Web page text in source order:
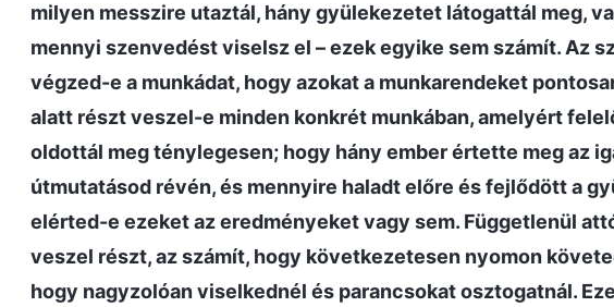
milyen messzire utaztál, hány gyülekezetet látogattál meg,
mennyi szenvedést viselsz el – ezek egyike sem számít. Az
végzed-e a munkádat, hogy azokat a munkarendeket
alatt részt veszel-e minden konkrét munkában, amelyért
oldottál meg ténylegesen; hogy hány ember értette meg az
útmutatásod révén, és mennyire haladt előre és fejlődött a
elérted-e ezeket az eredményeket vagy sem. Függetlenül
veszel részt, az számít, hogy következetesen nyomon
hogy nagyzolóan viselkednél és parancsokat osztogatnál.